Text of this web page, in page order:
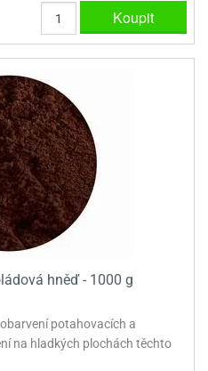
Koupit
hněď - 1000 g
potahovacích a
na hladkých plochách těchto